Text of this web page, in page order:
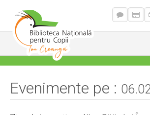
Evenimente pe :